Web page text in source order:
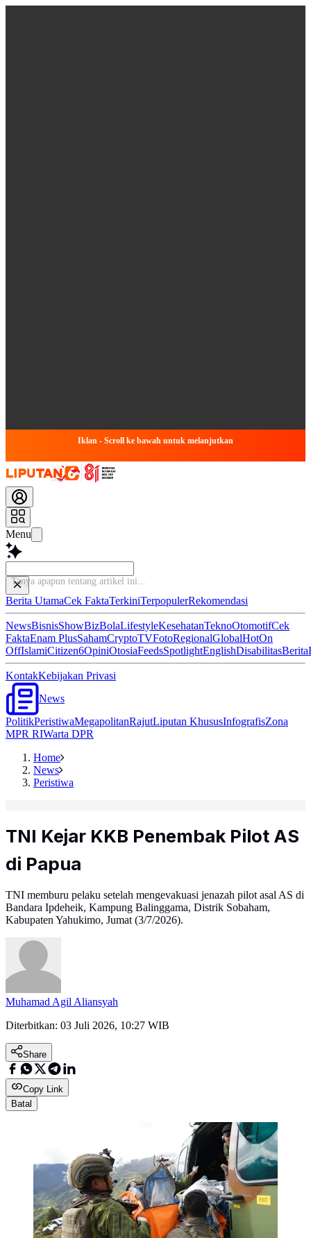
Iklan - Scroll ke bawah untuk melanjutkan
Menu
Tanya apapun te
Berita UtamaCek FaktaTerkiniTerpopulerRekomendasi
NewsBisnisShowBizBolaLifestyleKesehatanTeknoOtomotifCek
FaktaEnam PlusSahamCryptoTVFotoRegionalGlobalHotOn
OffIslamiCitizen6OpiniOtosiaFeedsSpotlightEnglishDisabilitasBerita
KontakKebijakan Privasi
News
PolitikPeristiwaMegapolitanRajutLiputan KhususInfografisZona
MPR RIWarta DPR
Home
News
Peristiwa
TNI Kejar KKB Penembak Pilot AS
di Papua
TNI memburu pelaku setelah mengevakuasi jenazah pilot asal AS di
Bandara Ipdeheik, Kampung Balinggama, Distrik Sobaham,
Kabupaten Yahukimo, Jumat (3/7/2026).
Muhamad Agil Aliansyah
Diterbitkan: 03 Juli 2026, 10:27 WIB
Share
Copy Link
Batal